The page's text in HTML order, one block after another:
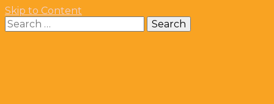
Skip to Content
Search
for: